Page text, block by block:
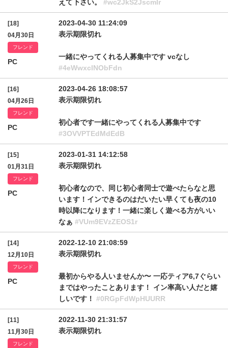
えて下さい。 #wc2JkS2Jscmlr
[18]
04月30日
フレンド
PC
2023-04-30 11:24:09
表示期限切れ
一緒にやってくれる人募集中です vcなし
#4eWwxclNObFdn
[16]
04月26日
フレンド
PC
2023-04-26 18:08:57
表示期限切れ
初心者です一緒にやってくれる人募集中です
#3OVVPTEdMdEdB
[15]
01月31日
フレンド
PC
2023-01-31 14:12:58
表示期限切れ
初心者なので、同じ初心者同士で遊べたらなと思
います！インできるのはだいたい早くても夜の10
時以降になります！一緒に楽しく遊べる方がいい
なぁ #VUm9EVzZEOS1r
[14]
12月10日
フレンド
PC
2022-12-10 21:08:59
表示期限切れ
最初からやる人いませんか〜 一応ティア6,7ぐらい
まではやったことあります！ イン率高い人だと嬉
しいです！ #0RGpFdWpHUURR
[11]
11月30日
フレンド
2022-11-30 21:31:57
表示期限切れ